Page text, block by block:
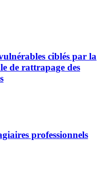
ciblés par la
de rattrapage des
professionnels